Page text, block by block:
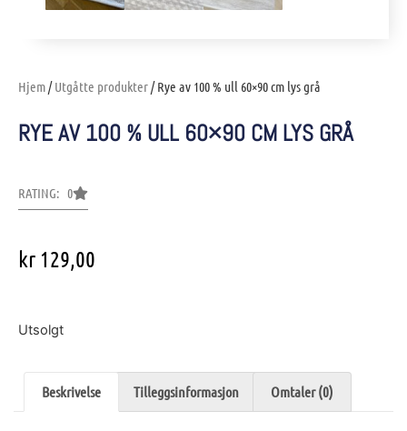
Hjem/Utgåtte produkter/ Rye av 100 % ull 60×90 cm lys grå
RYE AV 100 % ULL 60×90 CM LYS GRÅ
RATING: 0
kr 129,00
Utsolgt
Beskrivelse Tilleggsinformasjon Omtaler (0)